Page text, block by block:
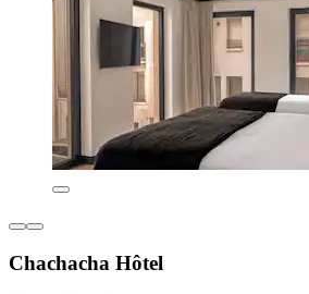
Chachacha Hôtel